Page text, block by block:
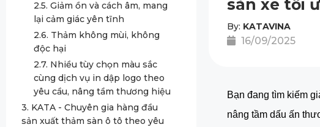
2.5. Giảm ồn và cách âm, mang
lại cảm giác yên tĩnh
2.6. Thảm không mùi, không
độc hại
2.7. Nhiều tùy chọn màu sắc
cùng dịch vụ in dập logo theo
yêu cầu, nâng tầm thương hiệu
3. KATA - Chuyên gia hàng đầu
sản xuất thảm sàn ô tô theo yêu
sàn xe tối
By: KATAVINA
16/09/2025
Bạn đang tìm kiếm
nâng tầm dấu ấn